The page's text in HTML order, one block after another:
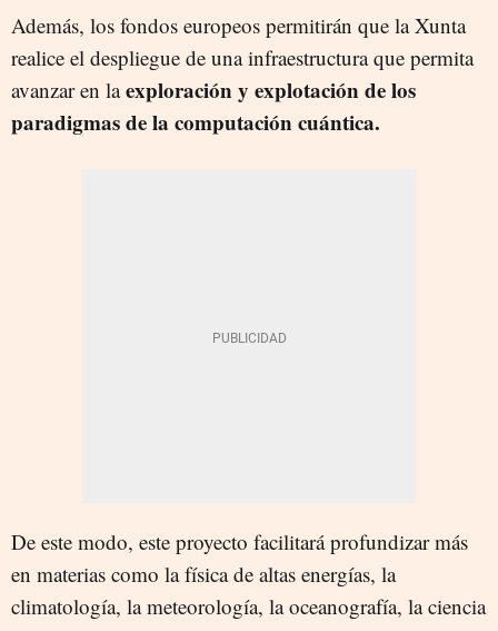
Además, los fondos europeos permitirán que la Xunta
realice el despliegue de una infraestructura que permita
avanzar en laexploración y explotación de los
paradigmas de la computación cuántica.
De este modo, este proyecto facilitará profundizar más
en materias como la física de altas energías, la
climatología, la meteorología, la oceanografía, la ciencia